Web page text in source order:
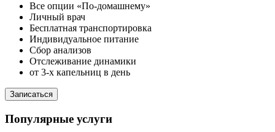
Все опции «По-домашнему»
Личный врач
Бесплатная транспортировка
Индивидуальное питание
Сбор анализов
Отслеживание динамики
от 3-х капельниц в день
Записаться
Популярные услуги